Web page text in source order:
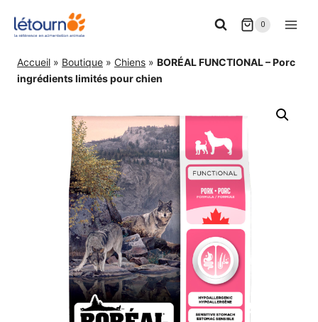
0
Accueil » Boutique » Chiens » BORÉAL FUNCTIONAL – Porc
ingrédients limités pour chien